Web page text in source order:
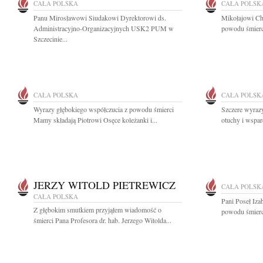
CAŁA POLSKA
Panu Mirosławowi Siudakowi Dyrektorowi ds.
Administracyjno-Organizacyjnych USK2 PUM w
Szczecinie...
CAŁA
Mikołajowi
powodu
CAŁA POLSKA
Wyrazy głębokiego współczucia z powodu śmierci
Mamy składają Piotrowi Osęce koleżanki i...
CAŁA
Szczere
otuchy i
JERZY WITOLD PIETREWICZ
CAŁA POLSKA
Z głębokim smutkiem przyjąłem wiadomość o
śmierci Pana Profesora dr. hab. Jerzego Witolda...
CAŁA
Pani Poseł
powodu